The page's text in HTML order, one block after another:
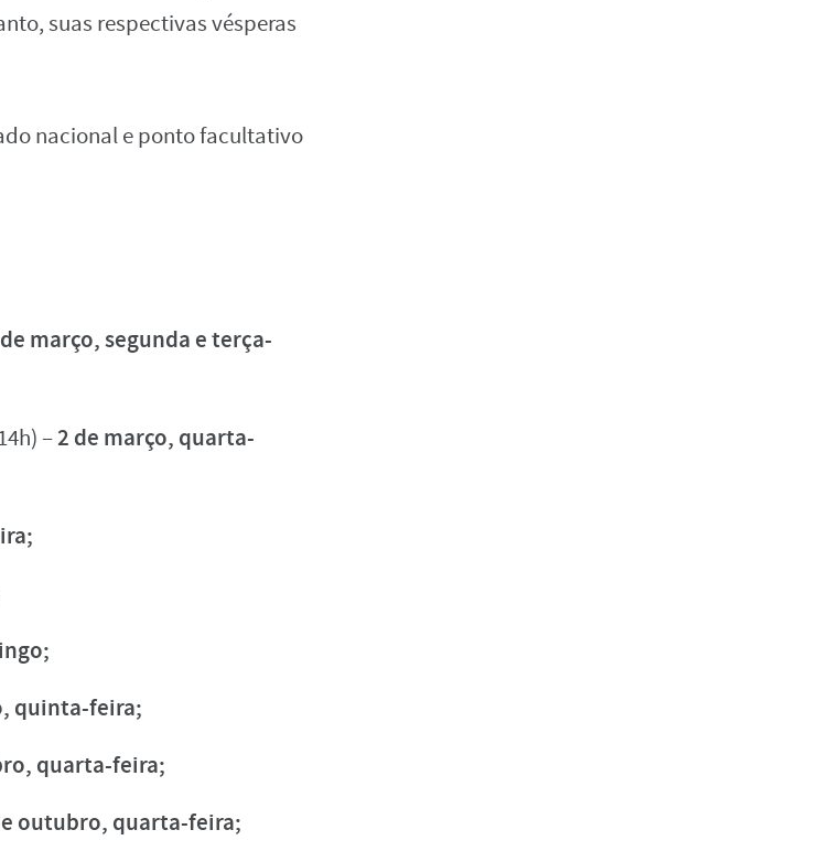
suas respectivas vésperas
nacional e ponto facultativo
março,segunda e terça-
–2 de março, quarta-
quinta-feira;
quarta-feira;
outubro, quarta-feira;